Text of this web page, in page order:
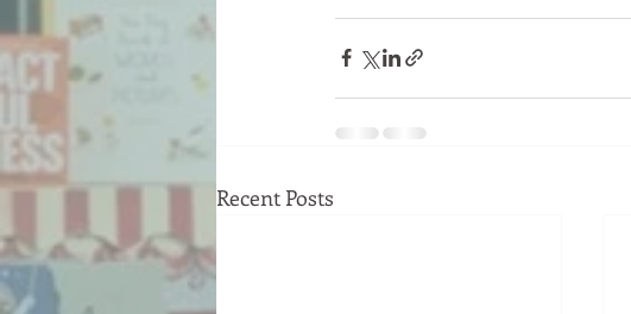
Recent Posts